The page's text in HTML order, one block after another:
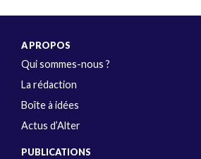
A PROPOS
Qui sommes-nous ?
La rédaction
Boîte à idées
Actus d’Alter
PUBLICATIONS